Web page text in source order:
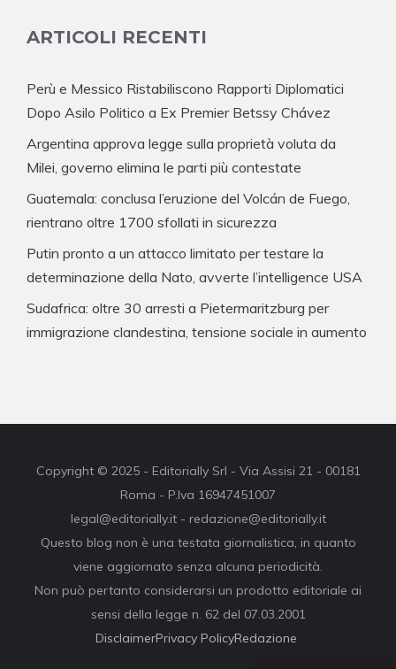
ARTICOLI RECENTI
Perù e Messico Ristabiliscono Rapporti Diplomatici
Dopo Asilo Politico a Ex Premier Betssy Chávez
Argentina approva legge sulla proprietà voluta da
Milei, governo elimina le parti più contestate
Guatemala: conclusa l’eruzione del Volcán de Fuego,
rientrano oltre 1700 sfollati in sicurezza
Putin pronto a un attacco limitato per testare la
determinazione della Nato, avverte l’intelligence USA
Sudafrica: oltre 30 arresti a Pietermaritzburg per
immigrazione clandestina, tensione sociale in aumento
Copyright © 2025 - Editorially Srl - Via Assisi 21 - 00181
Roma - P.Iva 16947451007
legal@editorially.it - redazione@editorially.it
Questo blog non è una testata giornalistica, in quanto
viene aggiornato senza alcuna periodicità.
Non può pertanto considerarsi un prodotto editoriale ai
sensi della legge n. 62 del 07.03.2001
DisclaimerPrivacy PolicyRedazione